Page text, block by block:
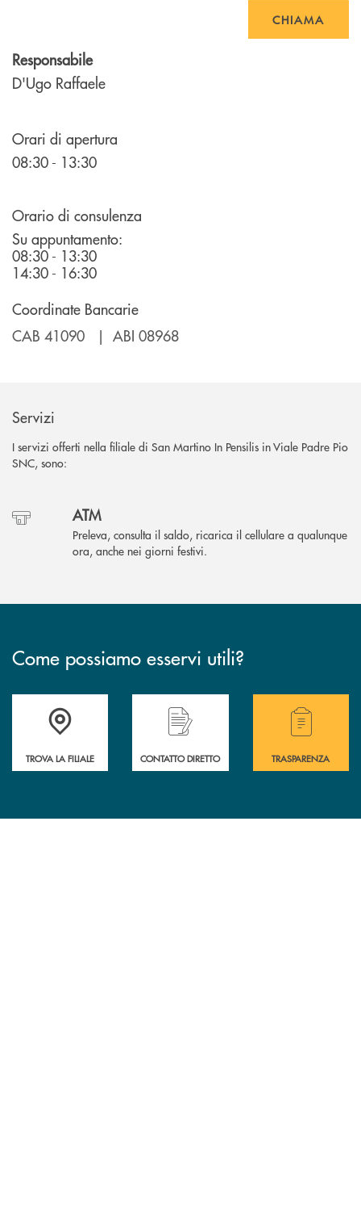
CHIAMA
Responsabile
D'Ugo Raffaele
Orari di apertura
08:30 - 13:30
Orario di consulenza
Su appuntamento:
08:30 - 13:30
14:30 - 16:30
Coordinate Bancarie
CAB 41090 | ABI 08968
Servizi
I servizi offerti nella filiale di San Martino In Pensilis in Viale Padre Pio
SNC, sono:
ATM
Preleva, consulta il saldo, ricarica il cellulare a qualunque
ora, anche nei giorni festivi.
Come possiamo esservi utili?
Accedi all' elenco completo delle filiali .
TROVA LA FILIALE CONTATTO DIRETTO
Hai bisogno di
TRASPARENZA